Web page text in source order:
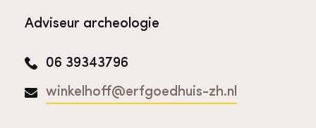
Adviseur archeologie
06 39343796
winkelhoff@erfgoedhuis-zh.nl